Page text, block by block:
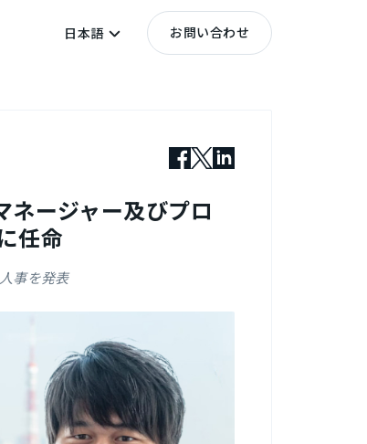
日本語 お問い合わせ
ージャー及びプロ
任命
事を発表